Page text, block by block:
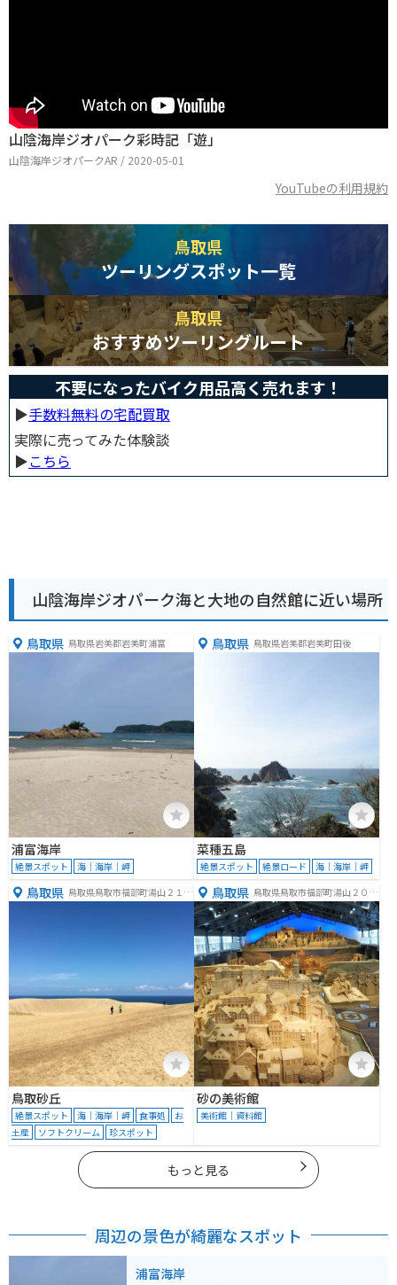
山陰海岸ジオパーク彩時記「遊」
山陰海岸ジオパークAR / 2020-05-01
YouTubeの利用規約
鳥取県
ツーリングスポット一覧
鳥取県
おすすめツーリングルート
不要になったバイク用品高く売れます！
▶︎手数料無料の宅配買取
実際に売ってみた体験談
▶︎こちら
山陰海岸ジオパーク海と大地の自然館に近い場所
鳥取県 鳥取県岩美郡岩美町浦富
浦富海岸
絶景スポット 海｜海岸｜岬
鳥取県 鳥取県岩美郡岩美町田後
菜種五島
絶景スポット 絶景ロード 海｜海岸｜岬
鳥取県 鳥取県鳥取市福部町湯山２１６
４−９７１
鳥取砂丘
絶景スポット 海｜海岸｜岬 食事処
お
土産
ソフトクリーム 珍スポット
鳥取県 鳥取県鳥取市福部町湯山２０８
３−１７
砂の美術館
美術館｜資料館
もっと見る
周辺の景色が綺麗なスポット
浦富海岸